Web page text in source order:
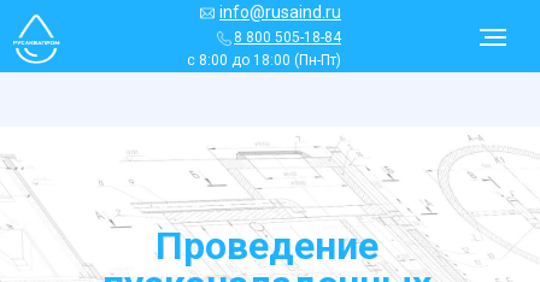
8 800 505-18-84
с 8:00 до 18:00 (Пн-Пт)
info@rusaind.ru
Проведение